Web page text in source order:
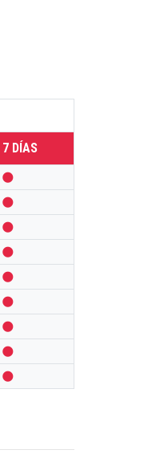
7 DÍAS








